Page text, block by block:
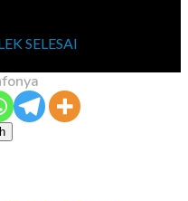
SELESAI